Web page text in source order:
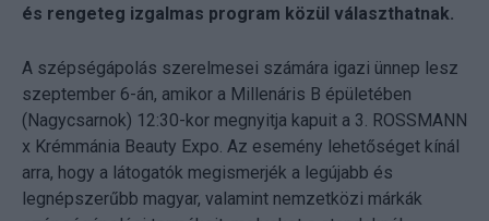
és rengeteg izgalmas program közül választhatnak.
A szépségápolás szerelmesei számára igazi ünnep lesz
szeptember 6-án, amikor a Millenáris B épületében
(Nagycsarnok) 12:30-kor megnyitja kapuit a 3. ROSSMANN
x Krémmánia Beauty Expo. Az esemény lehetőséget kínál
arra, hogy a látogatók megismerjék a legújabb és
legnépszerűbb magyar, valamint nemzetközi márkák